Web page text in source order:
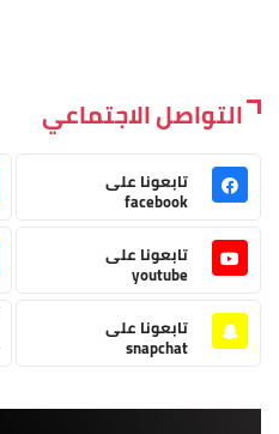
التواصل الاجتماعي
تابعونا على
facebook
تابعونا على
youtube
تابعونا على
snapchat